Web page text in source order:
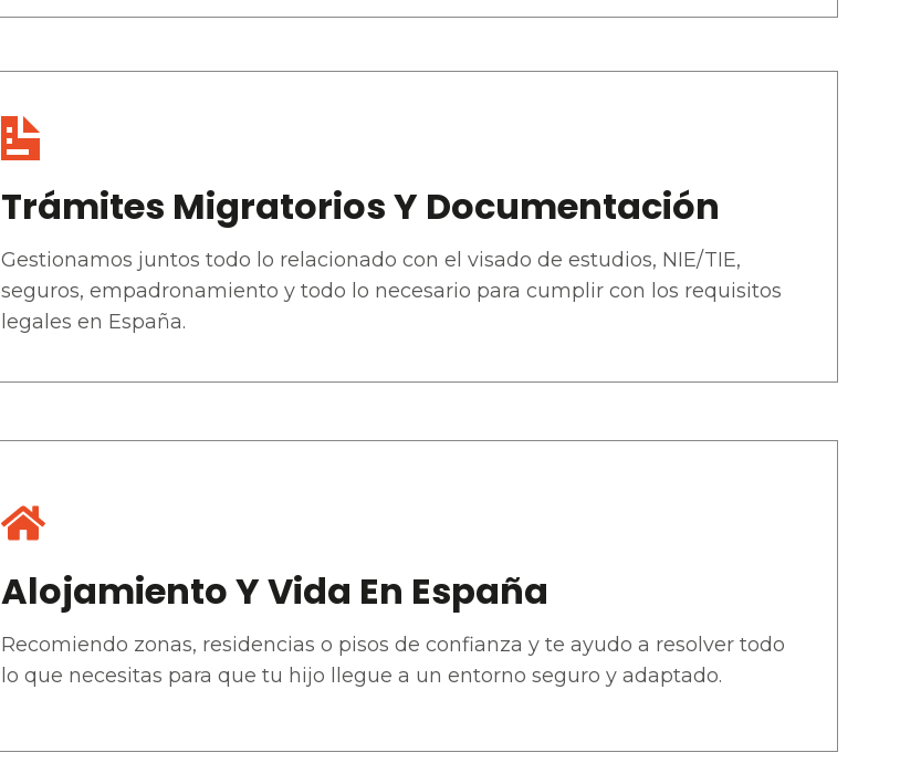
Trámites Migratorios Y Documentación
Gestionamos juntos todo lo relacionado con el visado de estudios, NIE/TIE,
seguros, empadronamiento y todo lo necesario para cumplir con los requisitos
legales en España.
Alojamiento Y Vida En España
Recomiendo zonas, residencias o pisos de confianza y te ayudo a resolver todo
lo que necesitas para que tu hijo llegue a un entorno seguro y adaptado.